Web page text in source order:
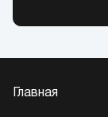
Главная